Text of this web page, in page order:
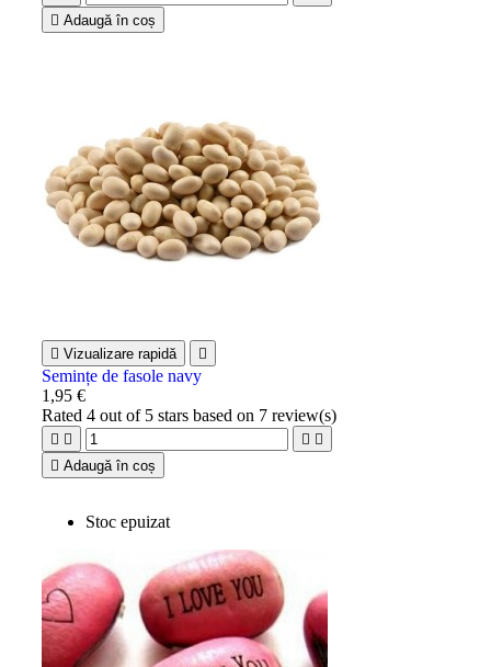
 Adaugă în coș
 Vizualizare rapidă 
Semințe de fasole navy
1,95 €
Rated4 out of 5 stars based on 7 review(s)
   
 Adaugă în coș
Stoc epuizat